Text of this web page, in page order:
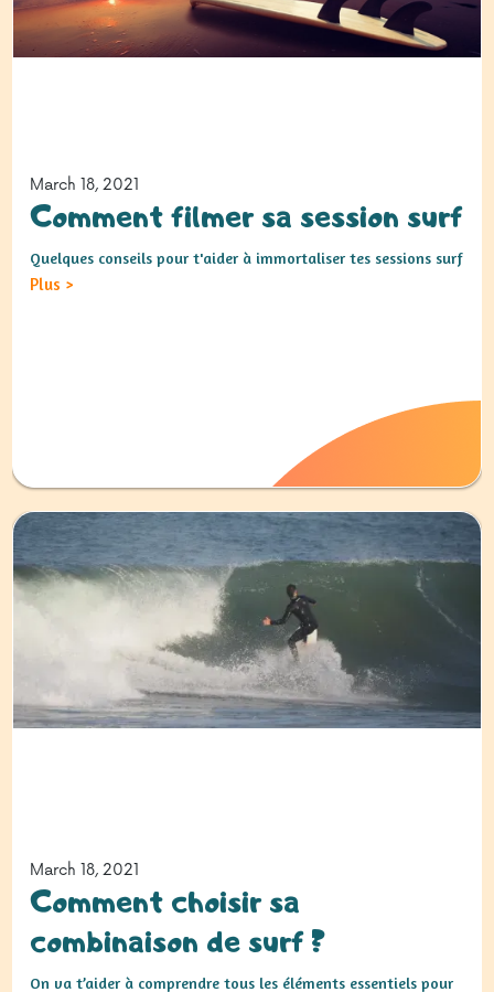
March 18, 2021
Comment filmer sa session surf
Quelques conseils pour t'aider à immortaliser tes sessions surf
Plus >
March 18, 2021
Comment choisir sa
combinaison de surf ?
On va t’aider à comprendre tous les éléments essentiels pour